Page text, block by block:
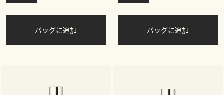
バッグに追加 バッグに追加